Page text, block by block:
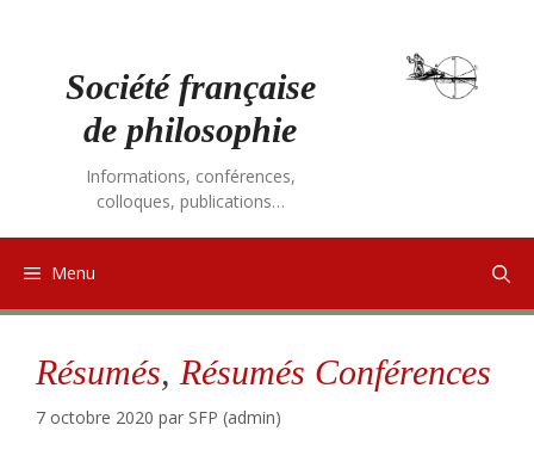
Société française
de philosophie
Informations, conférences,
colloques, publications…
Menu
Résumés, Résumés Conférences
7 octobre 2020 par SFP (admin)